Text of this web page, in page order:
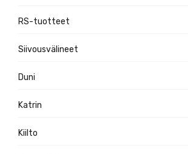
RS-tuotteet
Siivousvälineet
Duni
Katrin
Kiilto